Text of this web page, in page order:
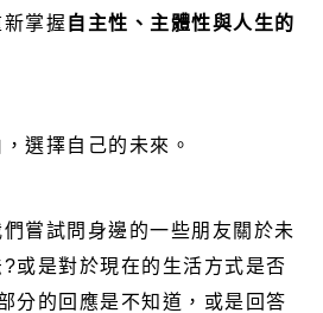
掌握 自主性、主體性與人生的
選擇自己的未來。
嘗試問身邊的一些朋友關於未
或是對於現在的生活方式是否
分的回應是不知道，或是回答